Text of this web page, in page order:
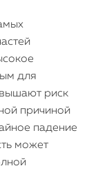
для
риск
причиной
падение
может